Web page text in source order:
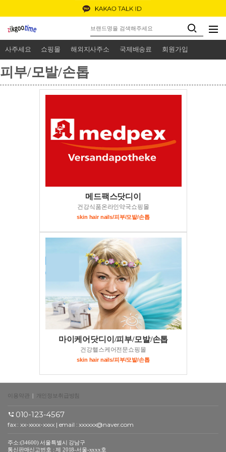
사주세요 쇼핑몰 해외지사주소 국제배송료 회원가입
피부/모발/손톱
메드팩스닷디이
건강식품온라인약국쇼핑몰
skin hair nails/피부/모발/손톱
마이케어닷디이/피부/모발/손톱
건강핼스케어전문쇼핑몰
skin hair nails/피부/모발/손톱
이용약관 | 개인정보취급방침
010-123-4567
fax : xx-xxxx-xxxx | email : xxxxxx@naver.com
주소:(34600) 서울특별시 강남구
통신판매신고번호 : 제 2018-서울-xxxx호